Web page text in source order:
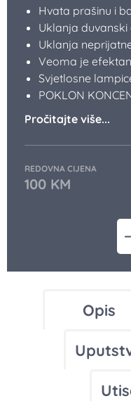
REDOVNA CIJENA
Veoma je
Svjetlosne
POKLON
Pročitajte više...
Aparat za prirodno
Idealan za